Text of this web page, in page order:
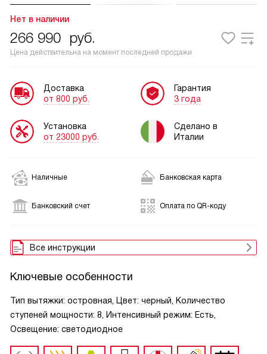
Нет в наличии
266 990 руб.
Цена действительна на момент последней продажи
Доставка
от 800 руб.
Установка
от 23000 руб.
Гарантия
3 года
Сделано в
Италии
Наличные Банковская карта
Банковский счет Оплата по QR-коду
Все инструкции
Ключевые особенности
Тип вытяжки: островная, Цвет: черный, Количество
ступеней мощности: 8, Интенсивный режим: Есть,
Освещение: светодиодное